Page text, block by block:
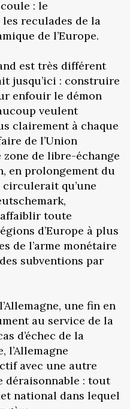
: le
reculades de la
de l’Europe.
est très différent
jusqu’ici : construire
enfouir le démon
veulent
clairement à chaque
de l’Union
de libre-échange
en prolongement du
qu’une
toute
d’Europe à plus
de l’arme monétaire
subventions par
une fin en
au service de la
d’échec de la
l’Allemagne
avec une autre
déraisonnable : tout
national dans lequel